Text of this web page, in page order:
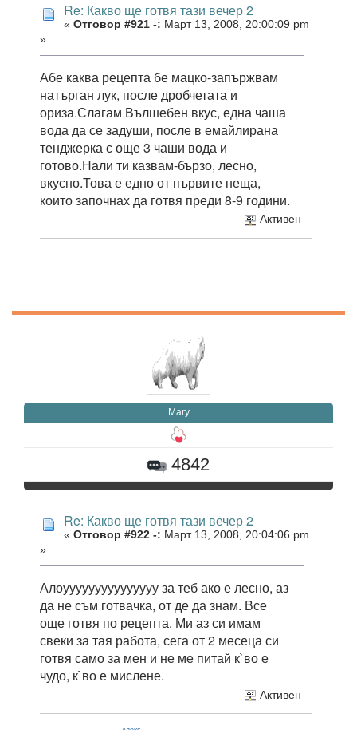
Re: Какво ще готвя тази вечер 2
« Отговор #921 -: Март 13, 2008, 20:00:09 pm
»
Абе каква рецепта бе мацко-запържвам
натърган лук, после дробчетата и
ориза.Слагам Вълшебен вкус, една чаша
вода да се задуши, после в емайлирана
тенджерка с още 3 чаши вода и
готово.Нали ти казвам-бързо, лесно,
вкусно.Това е едно от първите неща,
които започнах да готвя преди 8-9 години.
Активен
Mary
4842
Re: Какво ще готвя тази вечер 2
« Отговор #922 -: Март 13, 2008, 20:04:06 pm
»
Алоууууууууууууууу за теб ако е лесно, аз
да не съм готвачка, от де да знам. Все
още готвя по рецепта. Ми аз си имам
свеки за тая работа, сега от 2 месеца си
готвя само за мен и не ме питай к`во е
чудо, к`во е мислене.
Активен